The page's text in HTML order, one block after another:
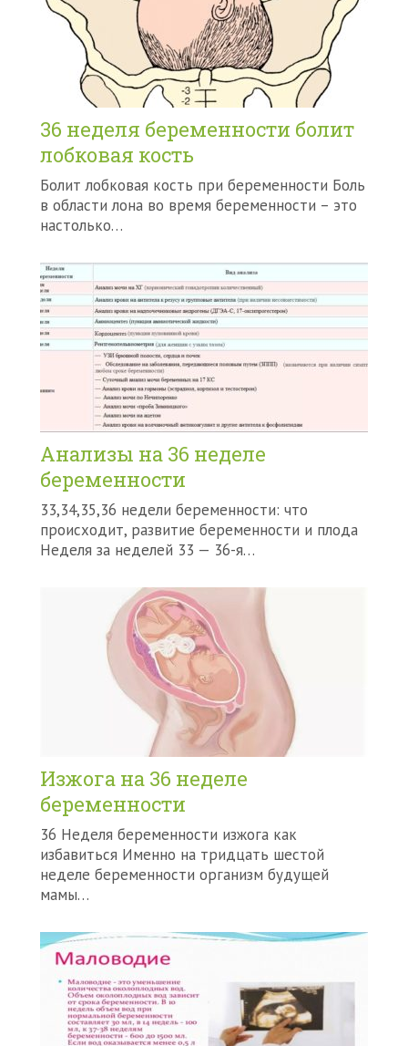
36 неделя беременности болит
лобковая кость
Болит лобковая кость при беременности Боль
в области лона во время беременности – это
настолько…
Анализы на 36 неделе
беременности
33,34,35,36 недели беременности: что
происходит, развитие беременности и плода
Неделя за неделей 33 — 36-я…
Изжога на 36 неделе
беременности
36 Неделя беременности изжога как
избавиться Именно на тридцать шестой
неделе беременности организм будущей
мамы…